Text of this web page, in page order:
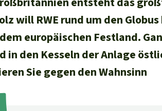
Ältere Ausgaben
will RWE rund um den
europäischen Festland.
in den Kesseln der Anlage
Sie gegen den Wahnsinn